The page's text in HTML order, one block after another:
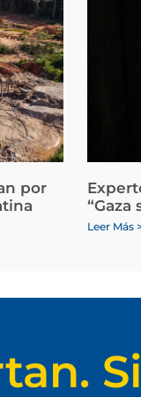
por
“Gaza
Leer Más